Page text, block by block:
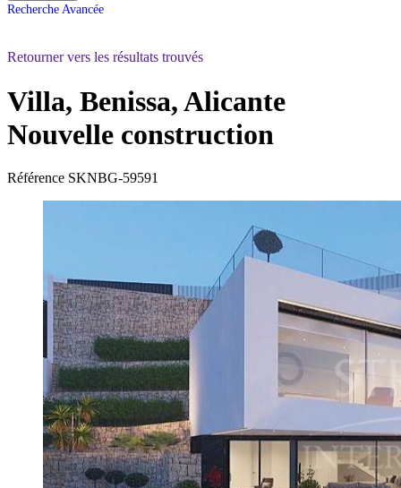
Recherche Avancée
Retourner vers les résultats trouvés
Villa, Benissa, Alicante
Nouvelle construction
Référence SKNBG-59591